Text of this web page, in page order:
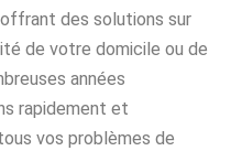
des solutions sur
de votre domicile ou de
années
rapidement et
vos problèmes de